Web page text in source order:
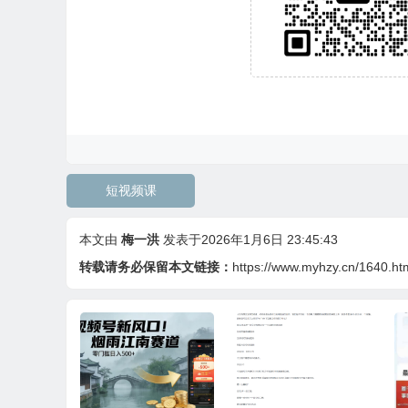
短视频课
本文由 梅一洪 发表于2026年1月6日 23:45:43
转载请务必保留本文链接： https://www.myhzy.cn/